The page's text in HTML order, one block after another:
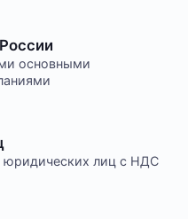
основными
юридических лиц с НДС